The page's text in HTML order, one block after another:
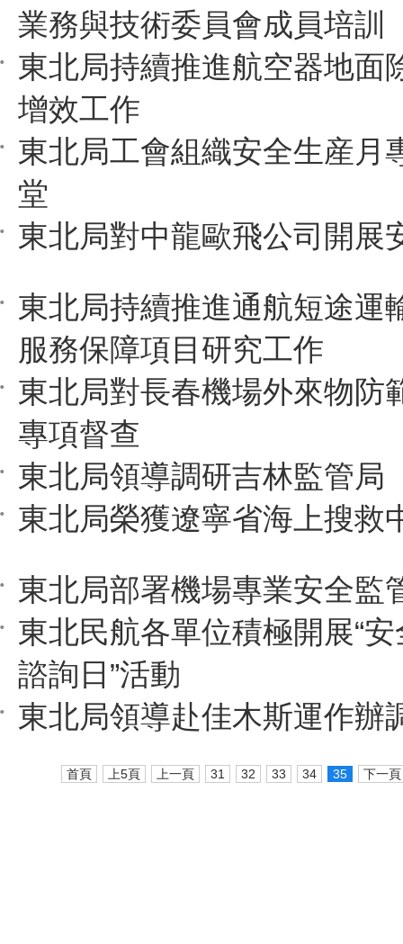
業務與技術委員會成員培訓
東北局持續推進航空器地面
增效工作
東北局工會組織安全生産月
堂
東北局對中龍歐飛公司開展
東北局持續推進通航短途運
服務保障項目研究工作
東北局對長春機場外來物防
專項督查
東北局領導調研吉林監管局
東北局榮獲遼寧省海上搜救
東北局部署機場專業安全監
東北民航各單位積極開展“
諮詢日”活動
東北局領導赴佳木斯運作辦
首頁 上5頁 上一頁 31 32 33 34 35 下一頁